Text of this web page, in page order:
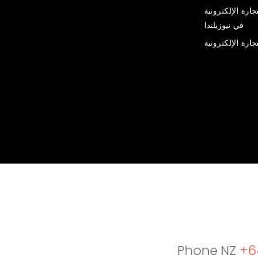
الإلكترونية
في نيوزيلندا
الإلكترونية
Phone NZ